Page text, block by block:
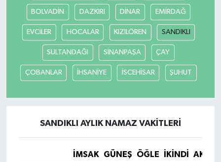
BOLVADİN DAZKIRI DİNAR EMİRDAĞ
EVCİLER HOCALAR KIZILÖREN SANDIKLI
SULTANDAĞI SİNANPAŞA ÇAY
ÇOBANLAR İHSANİYE İSCEHİSAR ŞUHUT
SANDIKLI AYLIK NAMAZ VAKITLERI
İMSAK GÜNEŞ ÖĞLE İKINDI
Güvenlik
HABERDE İNSAN
İNSAN
İş Dünyası
KÜLTÜR SANAT